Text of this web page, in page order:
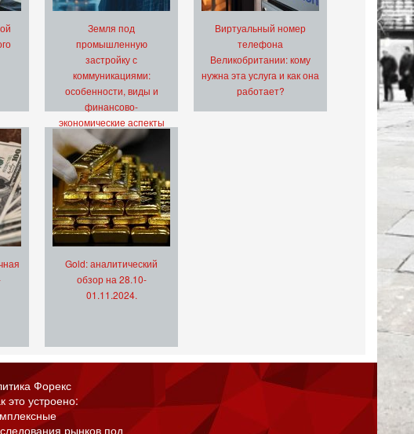
Земля под
промышленную
застройку с
коммуникациями:
особенности, виды и
финансово-
экономические аспекты
Виртуальный номер
телефона
Великобритании: кому
нужна эта услуга и как она
работает?
Gold: аналитический
обзор на 28.10-
01.11.2024.
Форекс
это устроено:
рынков под